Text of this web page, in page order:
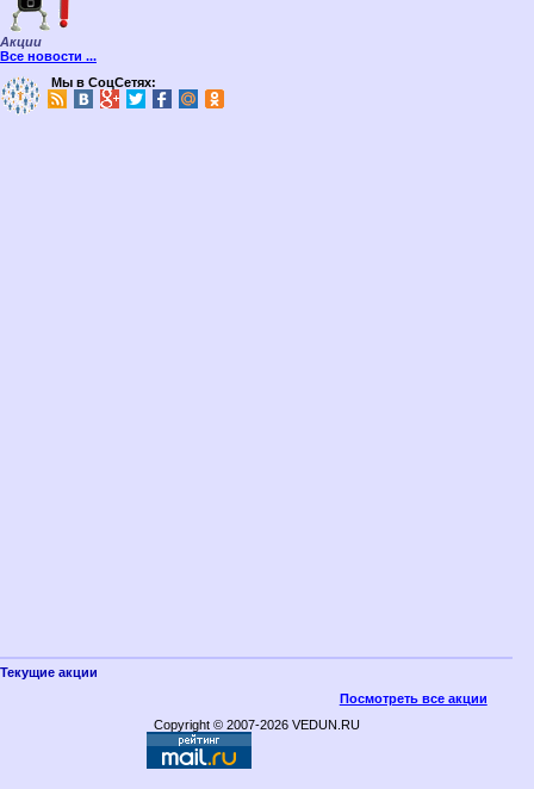
Акции
Все новости ...
Мы в СоцСетях:
Текущие акции
Посмотреть все акции
Copyright © 2007-2026 VEDUN.RU